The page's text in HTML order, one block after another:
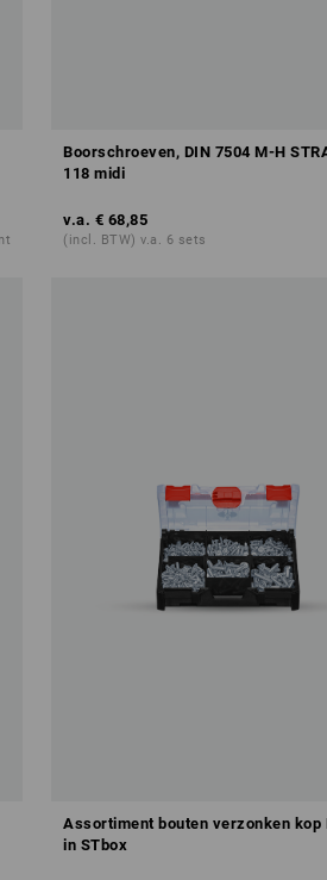
Boorschroeven, DIN 7504 M-H
118 midi
v.a. € 68,85
(incl. BTW) v.a. 6 sets
Assortiment bouten verzonken kop
in STbox